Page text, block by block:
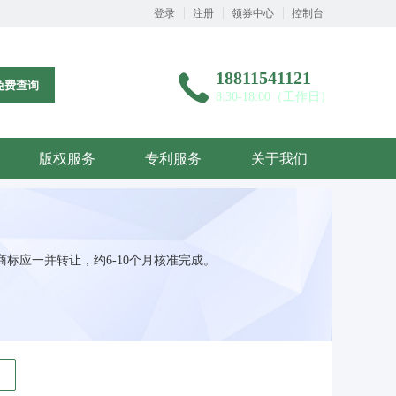
登录 注册 领券中心 控制台
费查询 18811541121
8:30-18:00（工作日）
版权服务 专利服务 关于我们
应一并转让，约6-10个月核准完成。